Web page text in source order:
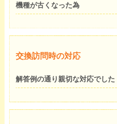
機種が古くなった為
交換訪問時の対応
解答例の通り親切な対応でした